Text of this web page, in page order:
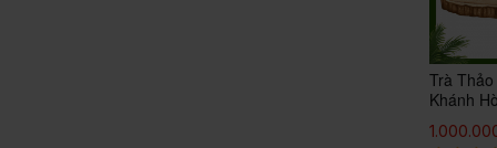
Trà
Khánh